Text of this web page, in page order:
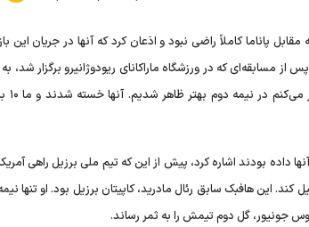
پاناما کاملاً راضی نبود و اذعان کرد که آنها در جریان این
پس از مسابقه‌ای که در ورزشگاه ماراکانای ریودوژانیرو برگزار شد،
توضیح
با هواداران و گرمایی که بیش از ۷۰ هزار تماشاگر به آنها داده بودند اشاره کرد، پیش از این که تیم ملی برزیل
مراکش در تاریخ ۱۳ ژوئن در نیوجرسی تکمیل کند. این هافبک سابق رئال مادرید، کاپیتان برزیل بود. او
جونیور، گل دوم تیمش را به ثمر رساند.